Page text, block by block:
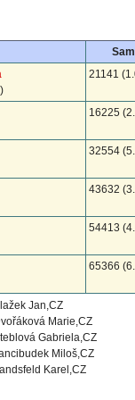
21141
16225
32554
43632
54413
65366
Jan,CZ
Marie,CZ
Gabriela,CZ
Miloš,CZ
Karel,CZ